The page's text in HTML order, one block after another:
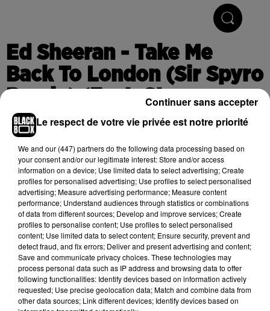
Ed Sheeran - Take Me
Back To London (Sir Spyro
Remix) (Feat. Stormzy,
Jaykae & Aitch)
Publié : 23 août 2019 à 12h53
Cet élément est masqué compte-tenu du refus du
dépôt de cookies que vous avez exprimé. Si vous
souhaitez l'afficher, merci de nous donner votre accord
en cliquant sur le bouton ci-dessous.
Afficher l'élément
Le respect de votre vie privée est notre priorité
We and our (447) partnersdo the following data processing based on
your consent and/or our legitimate interest: Store and/or access
information on a device; Use limited data to select advertising; Create
profiles for personalised advertising; Use profiles to select personalised
advertising; Measure advertising performance; Measure content
performance; Understand audiences through statistics or combinations
of data from different sources; Develop and improve services; Create
profiles to personalise content; Use profiles to select personalised
content; Use limited data to select content; Ensure security, prevent and
detect fraud, and fix errors; Deliver and present advertising and content;
Save and communicate privacy choices. These technologies may
process personal data such as IP address and browsing data to offer
following functionalities: Identify devices based on information actively
requested; Use precise geolocation data; Match and combine data from
other data sources; Link different devices; Identify devices based on
Continuer sans accepter